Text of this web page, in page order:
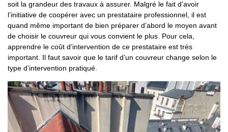
soit la grandeur des travaux à assurer. Malgré le fait d’avoir
l’initiative de coopérer avec un prestataire professionnel, il est
quand même important de bien préparer d’abord le moyen avant
de choisir le couvreur qui vous convient le plus. Pour cela,
apprendre le coût d’intervention de ce prestataire est très
important. Il faut savoir que le tarif d’un couvreur change selon le
type d’intervention pratiqué.